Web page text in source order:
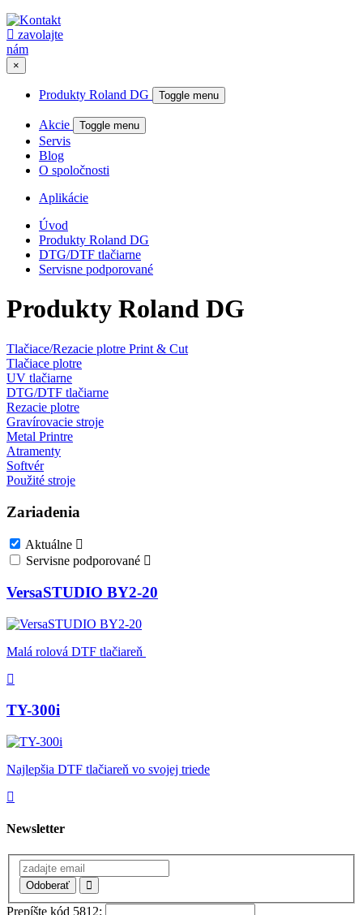
zavolajte
nám
×
Produkty Roland DG Toggle menu
Akcie Toggle menu
Servis
Blog
O spoločnosti
Aplikácie
Úvod
Produkty Roland DG
DTG/DTF tlačiarne
Servisne podporované
Produkty Roland DG
Tlačiace/Rezacie plotre Print & Cut
Tlačiace plotre
UV tlačiarne
DTG/DTF tlačiarne
Rezacie plotre
Gravírovacie stroje
Metal Printre
Atramenty
Softvér
Použité stroje
Zariadenia
Aktuálne
Servisne podporované
VersaSTUDIO BY2-20
Malá rolová DTF tlačiareň
TY-300i
Najlepšia DTF tlačiareň vo svojej triede
Newsletter
Odoberať
Prepíšte kód 5812: